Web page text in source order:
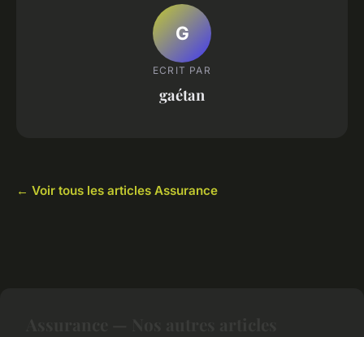
G
ECRIT PAR
gaétan
← Voir tous les articles Assurance